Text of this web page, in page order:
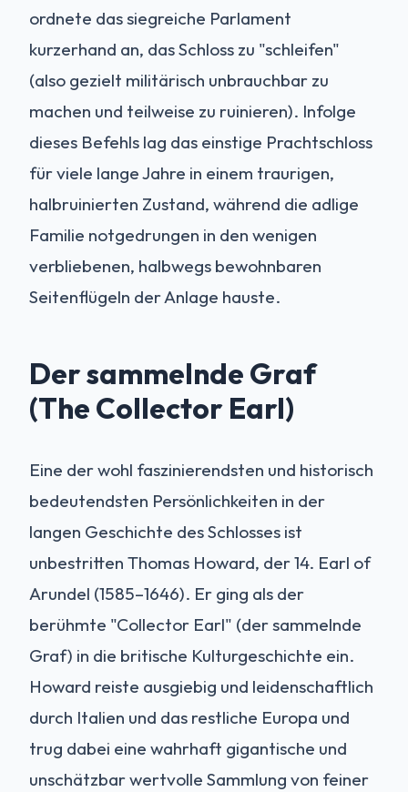
ordnete das siegreiche Parlament
kurzerhand an, das Schloss zu "schleifen"
(also gezielt militärisch unbrauchbar zu
machen und teilweise zu ruinieren). Infolge
dieses Befehls lag das einstige Prachtschloss
für viele lange Jahre in einem traurigen,
halbruinierten Zustand, während die adlige
Familie notgedrungen in den wenigen
verbliebenen, halbwegs bewohnbaren
Seitenflügeln der Anlage hauste.
Der sammelnde Graf
(The Collector Earl)
Eine der wohl faszinierendsten und historisch
bedeutendsten Persönlichkeiten in der
langen Geschichte des Schlosses ist
unbestritten Thomas Howard, der 14. Earl of
Arundel (1585–1646). Er ging als der
berühmte "Collector Earl" (der sammelnde
Graf) in die britische Kulturgeschichte ein.
Howard reiste ausgiebig und leidenschaftlich
durch Italien und das restliche Europa und
trug dabei eine wahrhaft gigantische und
unschätzbar wertvolle Sammlung von feiner